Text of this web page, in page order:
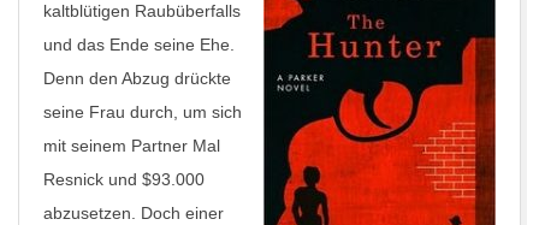
kaltblütigen Raubüberfalls
und das Ende seine Ehe.
Denn den Abzug drückte
seine Frau durch, um sich
mit seinem Partner Mal
Resnick und $93.000
abzusetzen. Doch einer